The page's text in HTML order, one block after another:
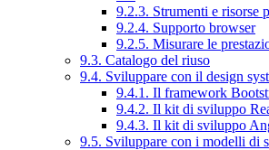
9.2.3. Strumenti e risorse
9.2.4. Supporto browser
9.2.5. Misurare le
9.3. Catalogo del riuso
9.4. Sviluppare con il design
9.4.1. Il framework
9.4.2. Il kit di sviluppo
9.4.3. Il kit di sviluppo
9.5. Sviluppare con i modelli di